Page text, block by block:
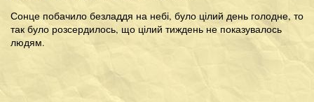
Сонце побачило безладдя на небі, було цілий день голодне, то
так було розсердилось, що цілий тиждень не показувалось
людям.